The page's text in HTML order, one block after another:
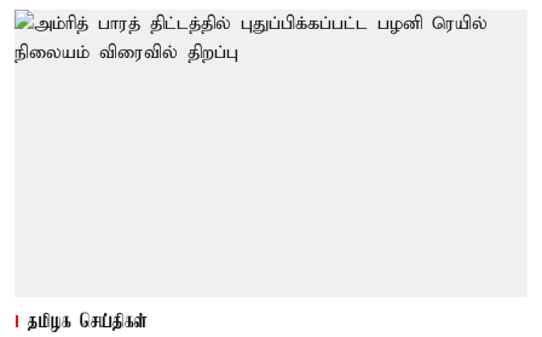
தமிழக செய்திகள்